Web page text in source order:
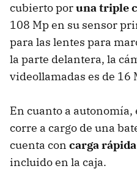
cubierto poruna triple
108 Mp en su sensor
para las lentes para
la parte delantera, la
videollamadas es de 16
En cuanto a autonomía,
corre a cargo de una
cuenta con carga
incluido en la caja.